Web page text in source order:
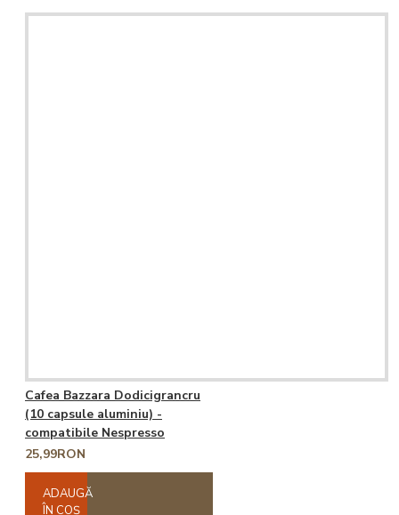
Cafea Bazzara Dodicigrancru
(10 capsule aluminiu) -
compatibile Nespresso
25,99RON
ADAUGĂ
ÎN COŞ